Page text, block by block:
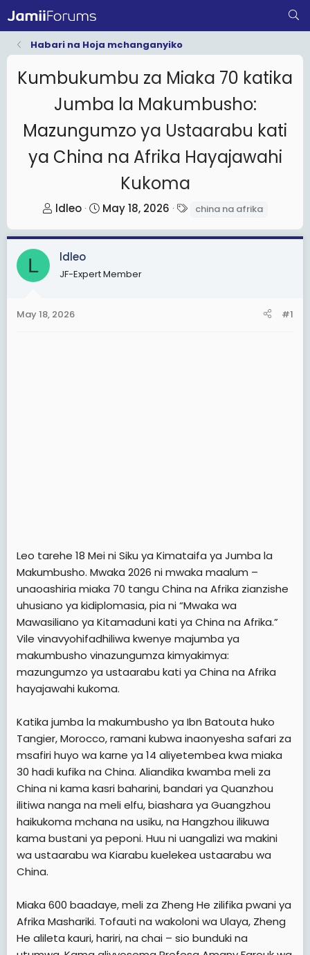
Habari na Hoja mchanganyiko
Kumbukumbu za Miaka 70 katika
Jumba la Makumbusho:
Mazungumzo ya Ustaarabu kati
ya China na Afrika Hayajawahi
Kukoma
T
r
e
a
ldleo
S
a
t
May 18, 2026
g
china na afrika
L ldleo
JF-Expert Member
May 18, 2026 #1
Leo tarehe 18 Mei ni Siku ya Kimataifa ya Jumba la
Makumbusho. Mwaka 2026 ni mwaka maalum –
unaoashiria miaka 70 tangu China na Afrika zianzishe
uhusiano ya kidiplomasia, pia ni “Mwaka wa
Mawasiliano ya Kitamaduni kati ya China na Afrika.”
Vile vinavyohifadhiliwa kwenye majumba ya
makumbusho vinazungumza kimyakimya:
mazungumzo ya ustaarabu kati ya China na Afrika
hayajawahi kukoma.
Katika jumba la makumbusho ya Ibn Batouta huko
Tangier, Morocco, ramani kubwa inaonyesha safari za
msafiri huyo wa karne ya 14 aliyetembea kwa miaka
30 hadi kufika na China. Aliandika kwamba meli za
China ni kama kasri baharini, bandari ya Quanzhou
ilitiwa nanga na meli elfu, biashara ya Guangzhou
haikukoma mchana na usiku, na Hangzhou ilikuwa
kama bustani ya peponi. Huu ni uangalizi wa makini
wa ustaarabu wa Kiarabu kuelekea ustaarabu wa
China.
Miaka 600 baadaye, meli za Zheng He zilifika pwani ya
Afrika Mashariki. Tofauti na wakoloni wa Ulaya, Zheng
He alileta kauri, hariri, na chai – sio bunduki na